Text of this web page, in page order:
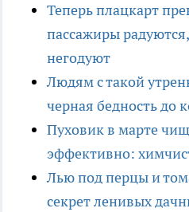
Теперь плацкарт
пассажиры
негодуют
Людям с такой
черная бедность до
Пуховик в марте
эффективно:
Лью под перцы и
секрет ленивых